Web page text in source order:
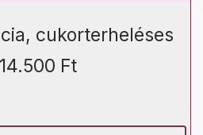
cukorterheléses
Ft